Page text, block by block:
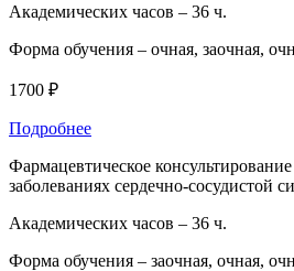
Академических часов – 36 ч.
Форма обучения – очная, заочная,
1700 ₽
Подробнее
Фармацевтическое
заболеваниях сердечно-сосудистой
Академических часов – 36 ч.
Форма обучения – заочная, очная,